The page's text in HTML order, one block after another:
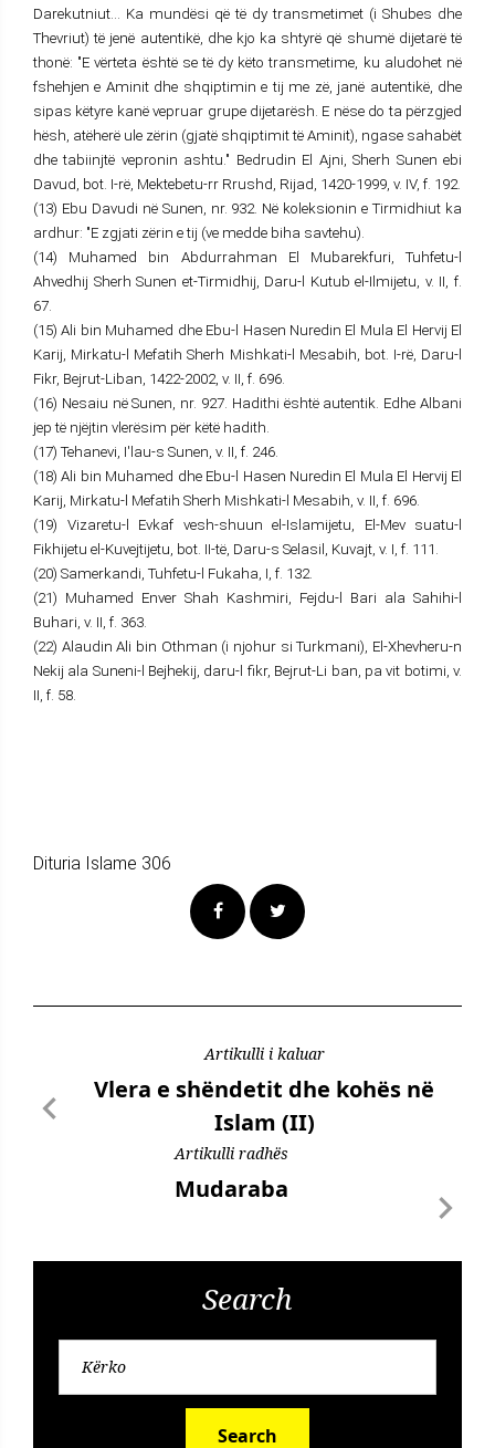
Darekutniut... Ka mundësi që të dy transmetimet (i Shubes dhe
Thevriut) të jenë autentikë, dhe kjo ka shtyrë që shumë dijetarë të
thonë: "E vërteta është se të dy këto transmetime, ku aludohet në
fshehjen e Aminit dhe shqiptimin e tij me zë, janë autentikë, dhe
sipas këtyre kanë vepruar grupe dijetarësh. E nëse do ta përzgjed
hësh, atëherë ule zërin (gjatë shqiptimit të Aminit), ngase sahabët
dhe tabiinjtë vepronin ashtu." Bedrudin El Ajni, Sherh Sunen ebi
Davud, bot. I-rë, Mektebetu-rr Rrushd, Rijad, 1420-1999, v. IV, f. 192.
(13) Ebu Davudi në Sunen, nr. 932. Në koleksionin e Tirmidhiut ka
ardhur: "E zgjati zërin e tij (ve medde biha savtehu).
(14) Muhamed bin Abdurrahman El Mubarekfuri, Tuhfetu-l
Ahvedhij Sherh Sunen et-Tirmidhij, Daru-l Kutub el-Ilmijetu, v. II, f.
67.
(15) Ali bin Muhamed dhe Ebu-l Hasen Nuredin El Mula El Hervij El
Karij, Mirkatu-l Mefatih Sherh Mishkati-l Mesabih, bot. I-rë, Daru-l
Fikr, Bejrut-Liban, 1422-2002, v. II, f. 696.
(16) Nesaiu në Sunen, nr. 927. Hadithi është autentik. Edhe Albani
jep të njëjtin vlerësim për këtë hadith.
(17) Tehanevi, I'lau-s Sunen, v. II, f. 246.
(18) Ali bin Muhamed dhe Ebu-l Hasen Nuredin El Mula El Hervij El
Karij, Mirkatu-l Mefatih Sherh Mishkati-l Mesabih, v. II, f. 696.
(19) Vizaretu-l Evkaf vesh-shuun el-Islamijetu, El-Mev suatu-l
Fikhijetu el-Kuvejtijetu, bot. II-të, Daru-s Selasil, Kuvajt, v. I, f. 111.
(20) Samerkandi, Tuhfetu-l Fukaha, I, f. 132.
(21) Muhamed Enver Shah Kashmiri, Fejdu-l Bari ala Sahihi-l
Buhari, v. II, f. 363.
(22) Alaudin Ali bin Othman (i njohur si Turkmani), El-Xhevheru-n
Nekij ala Suneni-l Bejhekij, daru-l fikr, Bejrut-Li ban, pa vit botimi, v.
II, f. 58.
Dituria Islame 306
Artikulli i kaluar
Vlera e shëndetit dhe kohës në
Islam (II)
Artikulli radhës
Mudaraba
Search
Search